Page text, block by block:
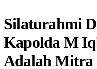
Silaturahmi
Kapolda M
Adalah Mitra